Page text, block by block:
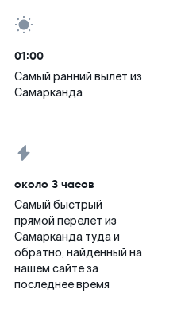
01:00
Самый ранний вылет из
Самарканда
около 3 часов
Самый быстрый
прямой перелет из
Самарканда туда и
обратно, найденный на
нашем сайте за
последнее время